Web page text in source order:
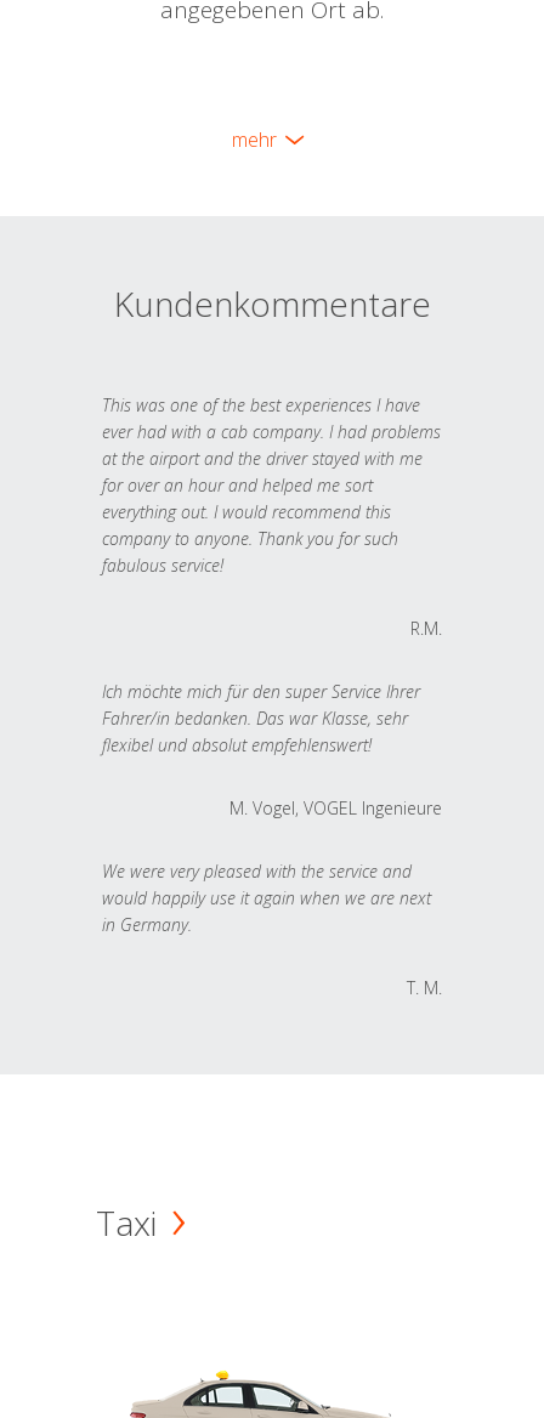
angegebenen Ort ab.
mehr
Kundenkommentare
This was one of the best experiences I have
ever had with a cab company. I had problems
at the airport and the driver stayed with me
for over an hour and helped me sort
everything out. I would recommend this
company to anyone. Thank you for such
fabulous service!
R.M.
Ich möchte mich für den super Service Ihrer
Fahrer/in bedanken. Das war Klasse, sehr
flexibel und absolut empfehlenswert!
M. Vogel, VOGEL Ingenieure
We were very pleased with the service and
would happily use it again when we are next
in Germany.
T. M.
Taxi